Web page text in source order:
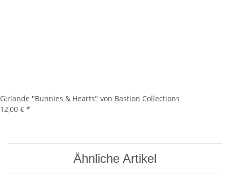
Girlande "Bunnies & Hearts" von Bastion Collections
12,00 € *
Ähnliche Artikel